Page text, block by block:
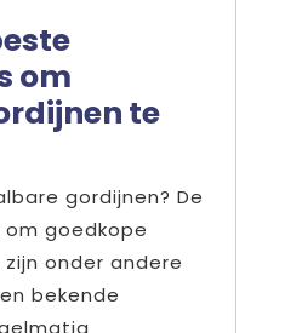
om
te
gordijnen? De
goedkope
onder andere
bekende